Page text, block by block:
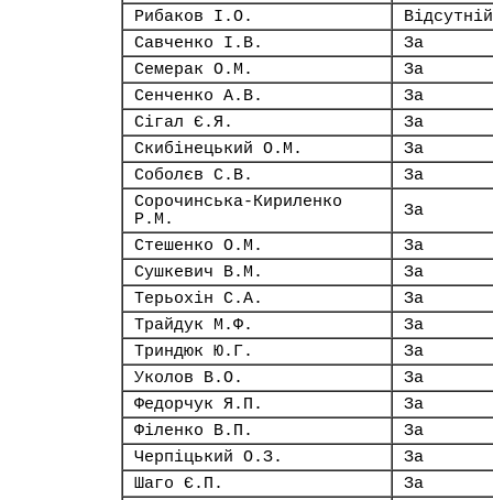
Рибаков І.О.
Відсутній
Савченко І.В.
За
Семерак О.М.
За
Сенченко А.В.
За
Сігал Є.Я.
За
Скибінецький О.М.
За
Соболєв С.В.
За
Сорочинська-Кириленко
Р.М.
За
Стешенко О.М.
За
Сушкевич В.М.
За
Терьохін С.А.
За
Трайдук М.Ф.
За
Триндюк Ю.Г.
За
Уколов В.О.
За
Федорчук Я.П.
За
Філенко В.П.
За
Черпіцький О.З.
За
Шаго Є.П.
За